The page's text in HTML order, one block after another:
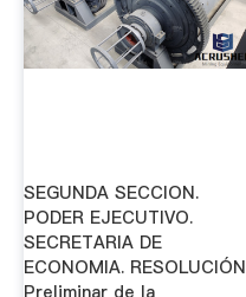
SEGUNDA SECCION.
PODER EJECUTIVO.
SECRETARIA DE
ECONOMIA. RESOLUCIÓN